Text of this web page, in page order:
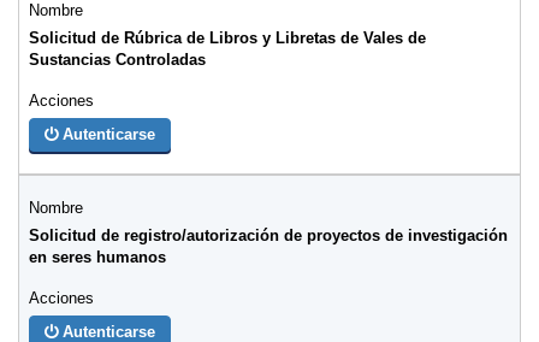
Solicitud de Rúbrica de Libros y Libretas de Vales de
Sustancias Controladas
Autenticarse
Solicitud de registro/autorización de proyectos de investigación
en seres humanos
Autenticarse